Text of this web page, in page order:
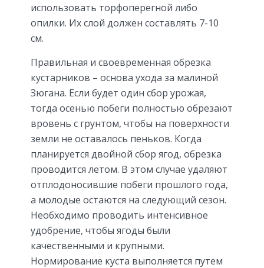
использовать торфоперегной либо
опилки. Их слой должен составлять 7-10
см.
Правильная и своевременная обрезка
кустарников – основа ухода за малиной
Зюгана. Если будет один сбор урожая,
тогда осенью побеги полностью обрезают
вровень с грунтом, чтобы на поверхности
земли не оставалось пеньков. Когда
планируется двойной сбор ягод, обрезка
проводится летом. В этом случае удаляют
отплодоносившие побеги прошлого года,
а молодые остаются на следующий сезон.
Необходимо проводить интенсивное
удобрение, чтобы ягоды были
качественными и крупными.
Нормирование куста выполняется путем